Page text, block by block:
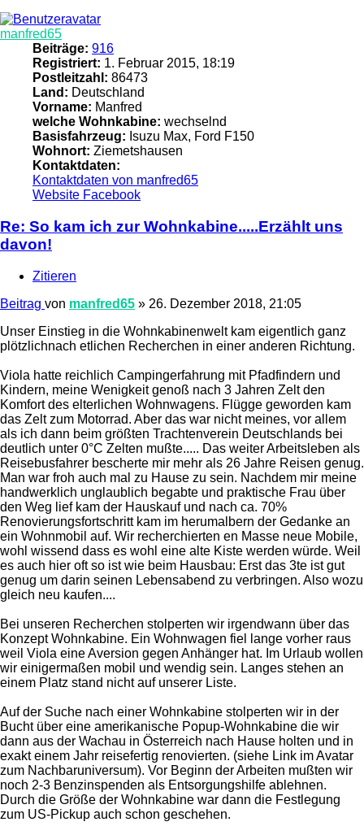
manfred65
Beiträge: 916
Registriert: 1. Februar 2015, 18:19
Postleitzahl: 86473
Land: Deutschland
Vorname: Manfred
welche Wohnkabine: wechselnd
Basisfahrzeug: Isuzu Max, Ford F150
Wohnort: Ziemetshausen
Kontaktdaten:
Kontaktdaten von manfred65
Website Facebook
Re: So kam ich zur Wohnkabine.....Erzählt uns
davon!
Zitieren
Beitrag von manfred65 » 26. Dezember 2018, 21:05
Unser Einstieg in die Wohnkabinenwelt kam eigentlich ganz
plötzlichnach etlichen Recherchen in einer anderen Richtung.
Viola hatte reichlich Campingerfahrung mit Pfadfindern und
Kindern, meine Wenigkeit genoß nach 3 Jahren Zelt den
Komfort des elterlichen Wohnwagens. Flügge geworden kam
das Zelt zum Motorrad. Aber das war nicht meines, vor allem
als ich dann beim größten Trachtenverein Deutschlands bei
deutlich unter 0°C Zelten mußte..... Das weiter Arbeitsleben als
Reisebusfahrer bescherte mir mehr als 26 Jahre Reisen genug.
Man war froh auch mal zu Hause zu sein. Nachdem mir meine
handwerklich unglaublich begabte und praktische Frau über
den Weg lief kam der Hauskauf und nach ca. 70%
Renovierungsfortschritt kam im herumalbern der Gedanke an
ein Wohnmobil auf. Wir recherchierten en Masse neue Mobile,
wohl wissend dass es wohl eine alte Kiste werden würde. Weil
es auch hier oft so ist wie beim Hausbau: Erst das 3te ist gut
genug um darin seinen Lebensabend zu verbringen. Also wozu
gleich neu kaufen....
Bei unseren Recherchen stolperten wir irgendwann über das
Konzept Wohnkabine. Ein Wohnwagen fiel lange vorher raus
weil Viola eine Aversion gegen Anhänger hat. Im Urlaub wollen
wir einigermaßen mobil und wendig sein. Langes stehen an
einem Platz stand nicht auf unserer Liste.
Auf der Suche nach einer Wohnkabine stolperten wir in der
Bucht über eine amerikanische Popup-Wohnkabine die wir
dann aus der Wachau in Österreich nach Hause holten und in
exakt einem Jahr reisefertig renovierten. (siehe Link im Avatar
zum Nachbaruniversum). Vor Beginn der Arbeiten mußten wir
noch 2-3 Benzinspenden als Entsorgungshilfe ablehnen.
Durch die Größe der Wohnkabine war dann die Festlegung
zum US-Pickup auch schon geschehen.